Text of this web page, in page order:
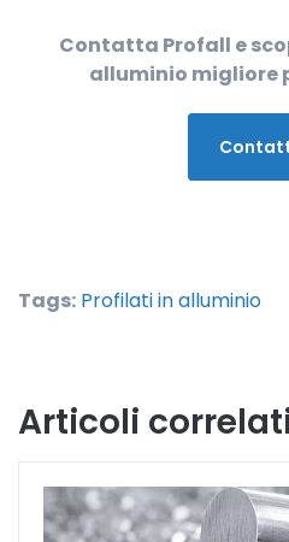
Contatta Profall e
alluminio migliore
Tags: Profilati in alluminio
Articoli